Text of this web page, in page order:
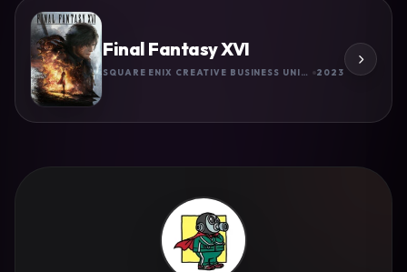
Final Fantasy XVI
SQUARE ENIX CREATIVE BUSINESS UNIT III 2023